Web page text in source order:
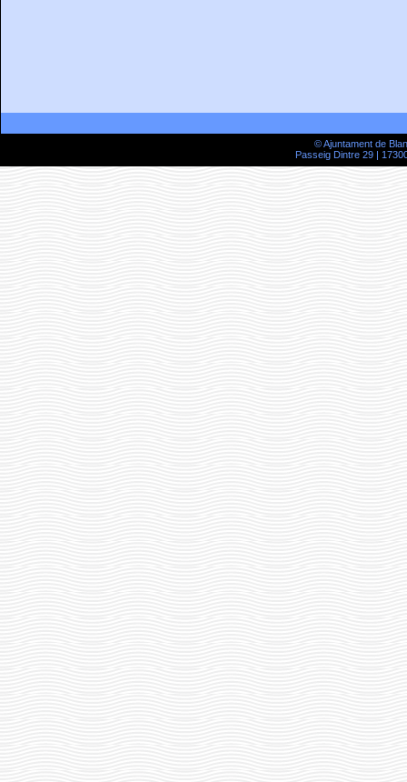
© Ajuntament de
Passeig Dintre 29 |